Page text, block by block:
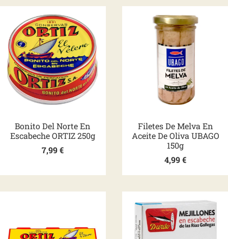
Bonito Del Norte En
Escabeche ORTIZ 250g
7,99€
Filetes De Melva En
Aceite De Oliva UBAGO
150g
4,99€